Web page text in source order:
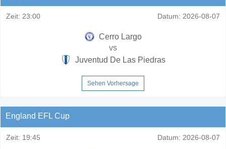
Zeit: 23:00 Datum: 2026-08-07
Cerro Largo
vs
Juventud De Las Piedras
Sehen Vorhersage
England EFL Cup
Zeit: 19:45 Datum: 2026-08-07